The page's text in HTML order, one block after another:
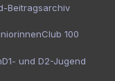
Beitragsarchiv
Club 100
D1- und D2-Jugend